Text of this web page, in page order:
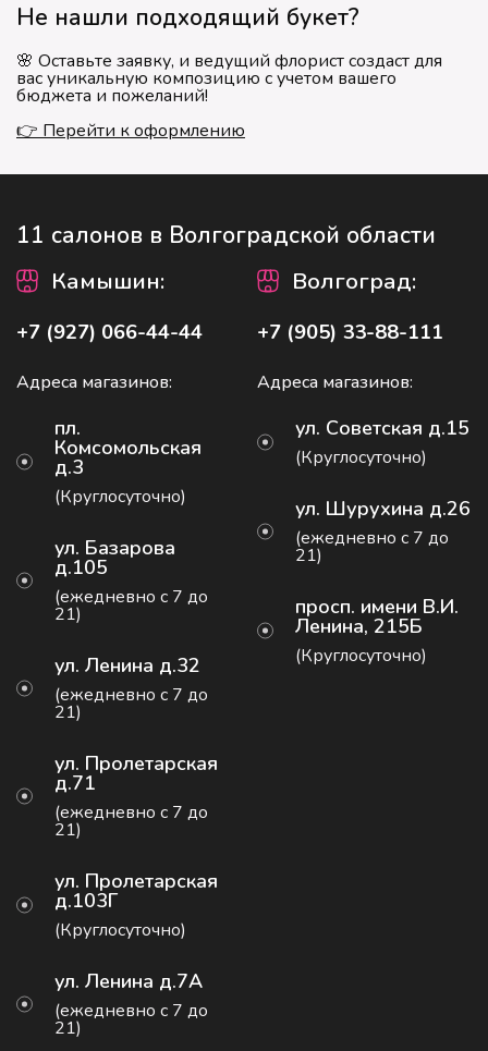
Не нашли подходящий букет?
🌸 Оставьте заявку, и ведущий флорист создаст для
вас уникальную композицию с учетом вашего
бюджета и пожеланий!
👉 Перейти к оформлению
11 салонов в Волгоградской области
Камышин:
+7 (927) 066-44-44
Адреса магазинов:
пл.
Комсомольская
д.3
(Круглосуточно)
ул. Базарова
д.105
(ежедневно с 7 до
21)
ул. Ленина д.32
(ежедневно с 7 до
21)
ул. Пролетарская
д.71
(ежедневно с 7 до
21)
ул. Пролетарская
д.103Г
(Круглосуточно)
ул. Ленина д.7А
(ежедневно с 7 до
21)
Волгоград:
+7 (905) 33-88-111
Адреса магазинов:
ул. Советская д.15
(Круглосуточно)
ул. Шурухина д.26
(ежедневно с 7 до
21)
просп. имени В.И.
Ленина, 215Б
(Круглосуточно)